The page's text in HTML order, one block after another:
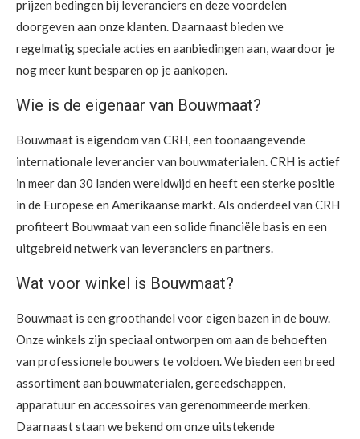
prijzen bedingen bij leveranciers en deze voordelen
doorgeven aan onze klanten. Daarnaast bieden we
regelmatig speciale acties en aanbiedingen aan, waardoor je
nog meer kunt besparen op je aankopen.
Wie is de eigenaar van Bouwmaat?
Bouwmaat is eigendom van CRH, een toonaangevende
internationale leverancier van bouwmaterialen. CRH is actief
in meer dan 30 landen wereldwijd en heeft een sterke positie
in de Europese en Amerikaanse markt. Als onderdeel van CRH
profiteert Bouwmaat van een solide financiële basis en een
uitgebreid netwerk van leveranciers en partners.
Wat voor winkel is Bouwmaat?
Bouwmaat is een groothandel voor eigen bazen in de bouw.
Onze winkels zijn speciaal ontworpen om aan de behoeften
van professionele bouwers te voldoen. We bieden een breed
assortiment aan bouwmaterialen, gereedschappen,
apparatuur en accessoires van gerenommeerde merken.
Daarnaast staan we bekend om onze uitstekende